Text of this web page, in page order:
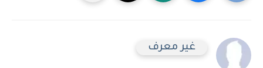
غير معرف